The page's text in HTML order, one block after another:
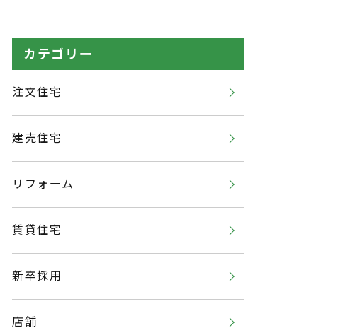
カテゴリー
注文住宅
建売住宅
リフォーム
賃貸住宅
新卒採用
店舗